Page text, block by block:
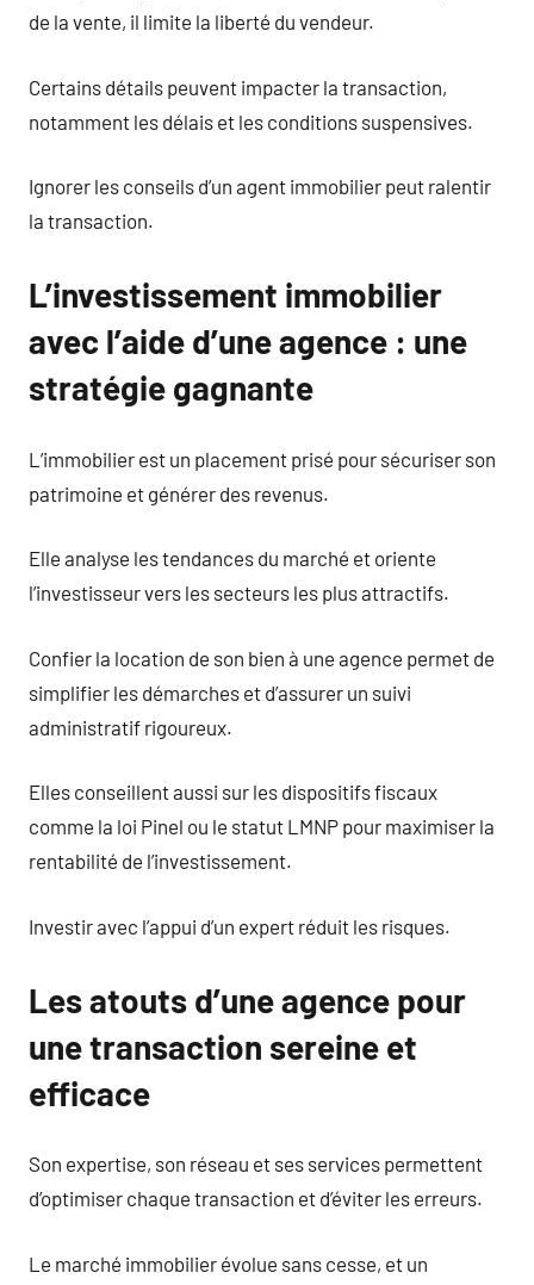
de la vente, il limite la liberté du vendeur.
Certains détails peuvent impacter la transaction,
notamment les délais et les conditions suspensives.
Ignorer les conseils d’un agent immobilier peut ralentir
la transaction.
L’investissement immobilier
avec l’aide d’une agence : une
stratégie gagnante
L’immobilier est un placement prisé pour sécuriser son
patrimoine et générer des revenus.
Elle analyse les tendances du marché et oriente
l’investisseur vers les secteurs les plus attractifs.
Confier la location de son bien à une agence permet de
simplifier les démarches et d’assurer un suivi
administratif rigoureux.
Elles conseillent aussi sur les dispositifs fiscaux
comme la loi Pinel ou le statut LMNP pour maximiser la
rentabilité de l’investissement.
Investir avec l’appui d’un expert réduit les risques.
Les atouts d’une agence pour
une transaction sereine et
efficace
Son expertise, son réseau et ses services permettent
d’optimiser chaque transaction et d’éviter les erreurs.
Le marché immobilier évolue sans cesse, et un